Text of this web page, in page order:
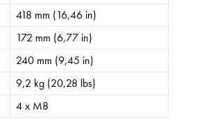
418 mm (16,46 in)
172 mm (6,77 in)
240 mm (9,45 in)
9,2 kg (20,28 lbs)
4 x M8